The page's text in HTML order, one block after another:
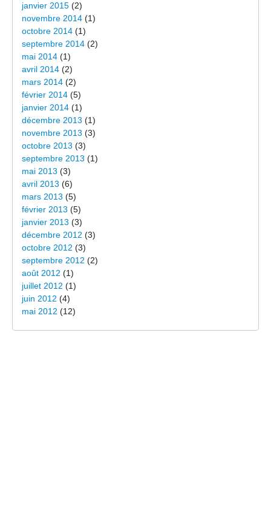
janvier 2015 (2)
novembre 2014 (1)
octobre 2014 (1)
septembre 2014 (2)
mai 2014 (1)
avril 2014 (2)
mars 2014 (2)
février 2014 (5)
janvier 2014 (1)
décembre 2013 (1)
novembre 2013 (3)
octobre 2013 (3)
septembre 2013 (1)
mai 2013 (3)
avril 2013 (6)
mars 2013 (5)
février 2013 (5)
janvier 2013 (3)
décembre 2012 (3)
octobre 2012 (3)
septembre 2012 (2)
août 2012 (1)
juillet 2012 (1)
juin 2012 (4)
mai 2012 (12)